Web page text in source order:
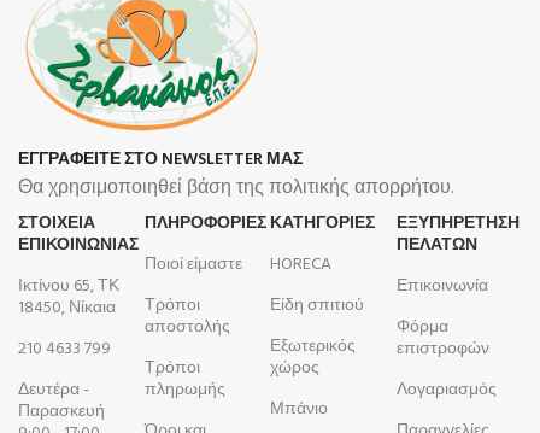
ΕΓΓΡΑΦΕΙΤΕ ΣΤΟ NEWSLETTER ΜΑΣ
Θα χρησιμοποιηθεί βάση της πολιτικής απορρήτου.
ΣΤΟΙΧΕΙΑ
ΕΠΙΚΟΙΝΩΝΙΑΣ
Ικτίνου 65, ΤΚ
18450, Νίκαια
210 4633 799
Δευτέρα -
Παρασκευή
ΠΛΗΡΟΦΟΡΊΕΣ
Ποιοί είμαστε
Τρόποι
αποστολής
Τρόποι
πληρωμής
ΚΑΤΗΓΟΡΙΕΣ
HORECA
Είδη σπιτιού
Εξωτερικός
χώρος
Μπάνιο
ΕΞΥΠΗΡΕΤΗΣΗ
ΠΕΛΑΤΩΝ
Επικοινωνία
Φόρμα
επιστροφών
Λογαριασμός